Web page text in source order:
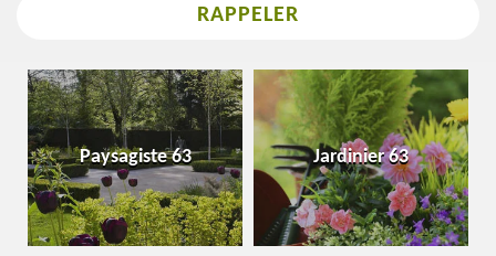
Paysagiste 63 Jardinier 63